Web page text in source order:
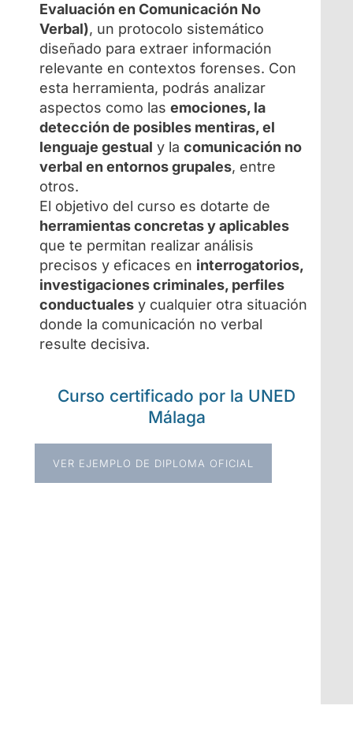
Evaluación en Comunicación No
Verbal), un protocolo sistemático
diseñado para extraer información
relevante en contextos forenses. Con
esta herramienta, podrás analizar
aspectos como lasemociones, la
detección de posibles mentiras, el
lenguaje gestual y lacomunicación no
verbal en entornos grupales, entre
otros.
El objetivo del curso es dotarte de
herramientas concretas y aplicables
que te permitan realizar análisis
precisos y eficaces en interrogatorios,
investigaciones criminales, perfiles
conductuales y cualquier otra situación
donde la comunicación no verbal
resulte decisiva.
Curso certificado por la UNED
Málaga
VER EJEMPLO DE DIPLOMA OFICIAL